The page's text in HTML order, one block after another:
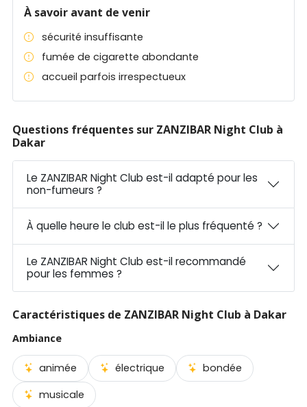
À savoir avant de venir
sécurité insuffisante
fumée de cigarette abondante
accueil parfois irrespectueux
Questions fréquentes sur ZANZIBAR Night Club à
Dakar
Le ZANZIBAR Night Club est-il adapté pour les
non-fumeurs ?
À quelle heure le club est-il le plus fréquenté ?
Le ZANZIBAR Night Club est-il recommandé
pour les femmes ?
Caractéristiques de ZANZIBAR Night Club à Dakar
Ambiance
animée électrique
bondée
musicale